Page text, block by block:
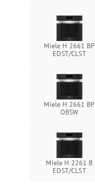
Miele H 2661 BP
EDST/CLST
Miele H 2661 BP
OBSW
Miele H 2261 B
EDST/CLST